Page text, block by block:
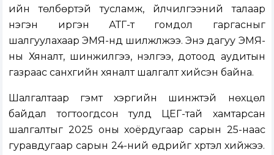
ийн төлбөртэй тусламж, үйлчилгээний талаар
нэгэн иргэн АТГ-т гомдол гаргасныг
шалгуулахаар ЭМЯ-нд шилжүүлжээ. Энэ дагуу ЭМЯ-
ны Хяналт, шинжилгээ, үнэлгээ, дотоод аудитын
газраас санхүүгийн хяналт шалгалт хийсэн байна.
Шалгалтаар гэмт хэргийн шинжтэй нөхцөл
байдал тогтоогдсон тулд ЦЕГ-тай хамтарсан
шалгалтыг 2025 оны хоёрдугаар сарын 25-наас
гуравдугаар сарын 24-ний өдрийг хүртэл хийжээ.